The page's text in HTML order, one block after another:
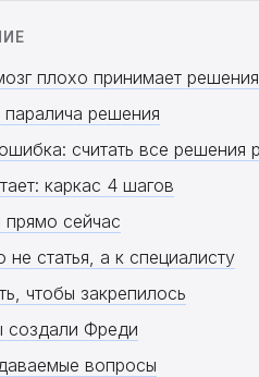
плохо принимает
паралича решения
считать все решения
каркас 4 шагов
прямо сейчас
не статья, а к специалисту
чтобы закрепилось
создали Фреди
вопросы